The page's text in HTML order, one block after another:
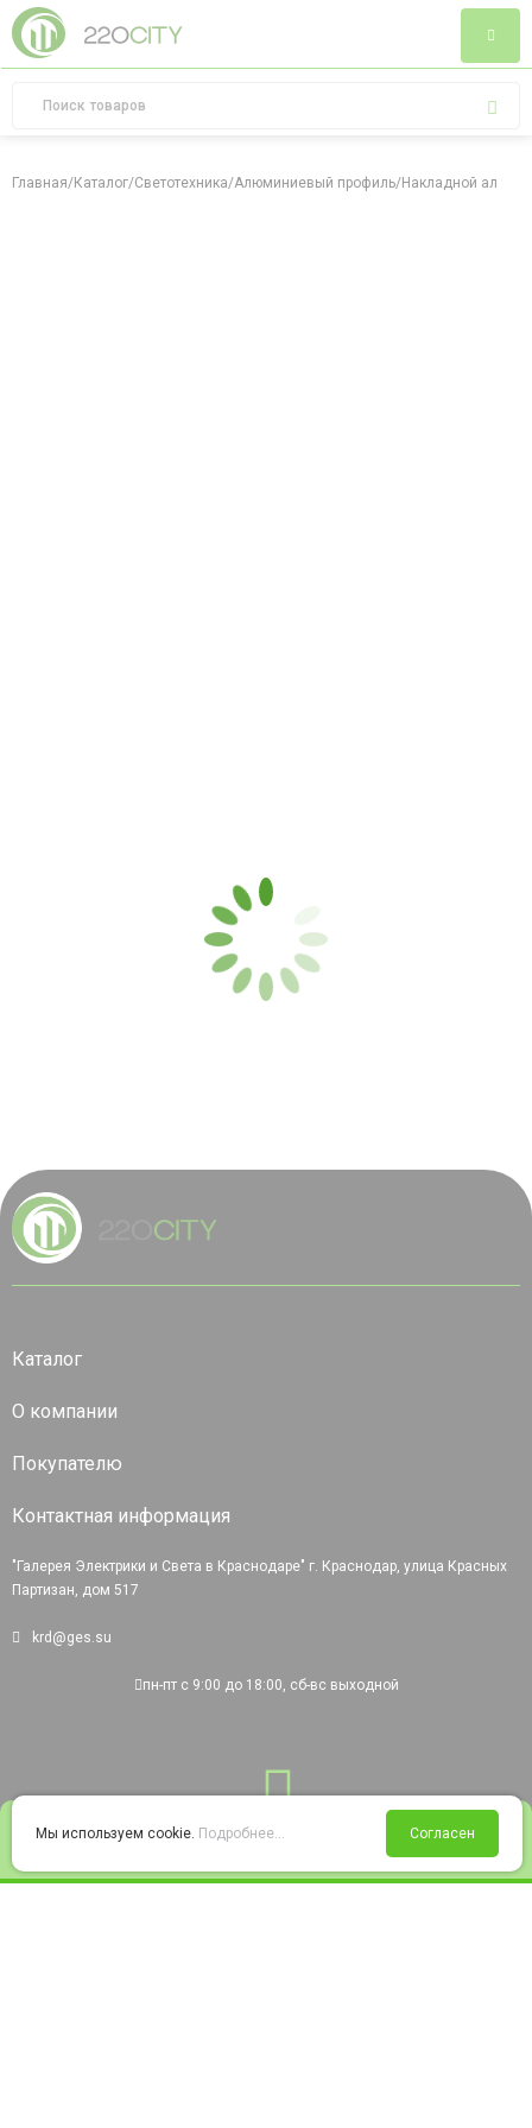
Войти Избранное Корзина
Главная/Каталог/Светотехника/Алюминиевый профиль/Накладной
Каталог
О компании
Покупателю
Контактная информация
"Галерея Электрики и Света в Краснодаре" г. Краснодар, улица Красных
Партизан, дом 517
krd@ges.su
пн-пт с 9:00 до 18:00, сб-вс выходной
Мы используем cookie. Подробнее... Согласен